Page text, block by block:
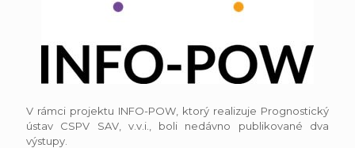
V rámci projektu INFO-POW, ktorý realizuje Prognostický
ústav CSPV SAV, v.v.i., boli nedávno publikované dva
výstupy.